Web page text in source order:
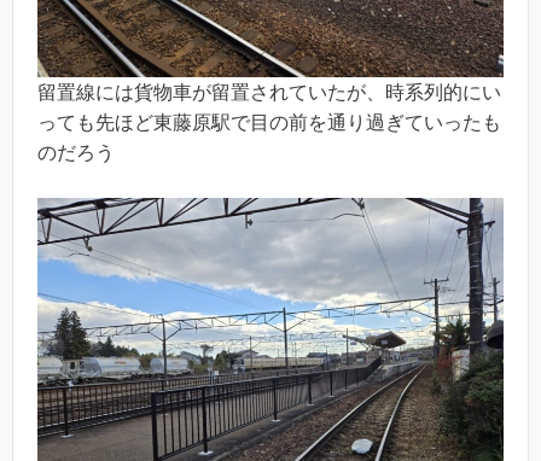
留置線には貨物車が留置されていたが、時系列的にい
っても先ほど東藤原駅で目の前を通り過ぎていったも
のだろう